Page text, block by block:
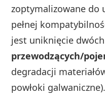
zoptymalizowane do
pełnej
jest uniknięcie
przewodzących/
degradacji
powłoki galwaniczne).